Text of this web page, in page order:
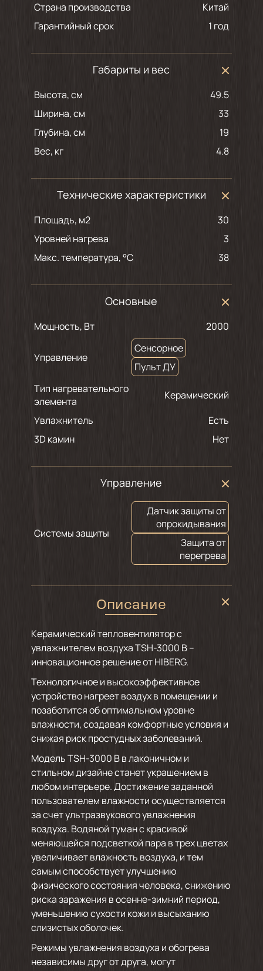
Страна производства
Китай
Гарантийный срок
1 год
Габариты и вес
Высота, см
49.5
Ширина, см
33
Глубина, см
19
Вес, кг
4.8
Технические характеристики
Площадь, м2
30
Уровней нагрева
3
Макс. температура, °С
38
Основные
Мощность, Вт 2000
Управление
Сенсорное
Пульт ДУ
Тип нагревательного
элемента
Керамический
Увлажнитель
Есть
3D камин
Нет
Управление
Системы защиты
Датчик защиты от
опрокидывания
Защита от
перегрева
Описание
Керамический тепловентилятор с
увлажнителем воздуха TSH-3000 B –
инновационное решение от HIBERG.
Технологичное и высокоэффективное
устройство нагреет воздух в помещении и
позаботится об оптимальном уровне
влажности, создавая комфортные условия и
снижая риск простудных заболеваний.
Модель TSH-3000 B в лаконичном и
стильном дизайне станет украшением в
любом интерьере. Достижение заданной
пользователем влажности осуществляется
за счет ультразвукового увлажнения
воздуха. Водяной туман с красивой
меняющейся подсветкой пара в трех цветах
увеличивает влажность воздуха, и тем
самым способствует улучшению
физического состояния человека, снижению
риска заражения в осенне-зимний период,
уменьшению сухости кожи и высыханию
слизистых оболочек.
Режимы увлажнения воздуха и обогрева
независимы друг от друга, могут